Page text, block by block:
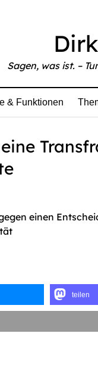
Sagen, was ist. –
& Funktionen
einen
teilen